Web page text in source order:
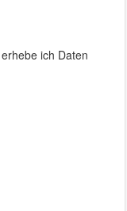
erhebe ich Daten